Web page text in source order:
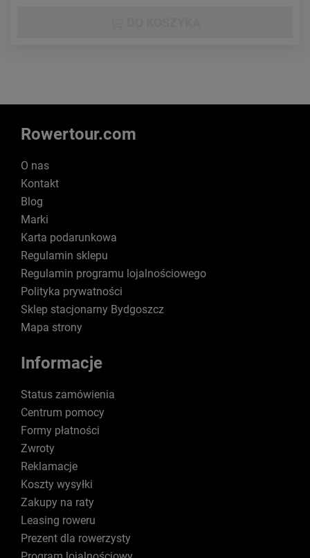
Rowertour.com
O nas
Kontakt
Blog
Marki
Karta podarunkowa
Regulamin sklepu
Regulamin programu lojalnościowego
Polityka prywatności
Sklep stacjonarny Bydgoszcz
Mapa strony
Informacje
Status zamówienia
Centrum pomocy
Formy płatności
Zwroty
Reklamacje
Koszty wysyłki
Zakupy na raty
Leasing roweru
Prezent dla rowerzysty